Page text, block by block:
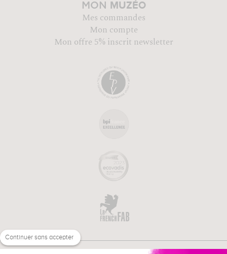
MON MUZÉO
Mes commandes
Mon compte
Mon offre 5% inscrit newsletter
Continuer sans accepter